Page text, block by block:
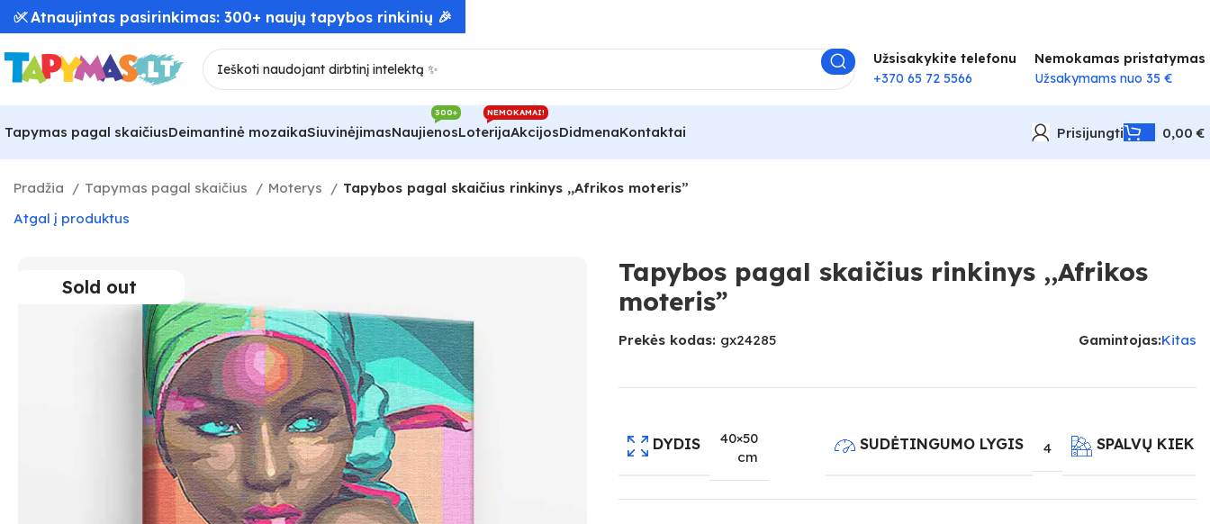
Užsisakykite telefonu
+370 65 72 5566
Nemokamas pristatymas
Užsakymams nuo 35 €
Tapymas pagal skaičiusDeimantinė mozaikaSiuvinėjimasNaujienos
300+
Loterija
NEMOKAMAI!
AkcijosDidmenaKontaktai Prisijungti 0,00€
Pradžia Tapymas pagal skaičius Moterys
Tapybos pagal skaičius rinkinys ,,Afrikos moteris”
Atgal į produktus
Sold out
Tapybos pagal skaičius rinkinys ,,Afrikos
moteris”
Prekės kodas: gx24285 Gamintojas:Kitas
DYDIS
40×50
cm
SUDĖTINGUMO LYGIS 4 SPALVŲ KIEKIS
✅ Atnaujintas pasirinkimas: 300+ naujų tapybos rinkinių 🎉